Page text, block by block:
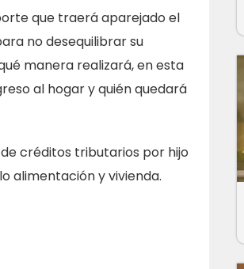
que traerá aparejado el
no desequilibrar su
manera realizará, en esta
al hogar y quién quedará
créditos tributarios por hijo
alimentación y vivienda.